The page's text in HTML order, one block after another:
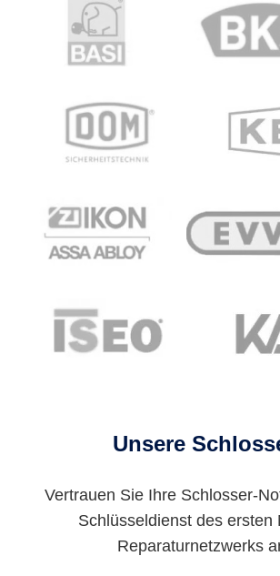
Unsere
Vertrauen Sie Ihre Schlosser-
Schlüsseldienst des ersten
Reparaturnetzwerks